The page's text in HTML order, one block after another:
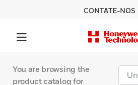
CONTATE-NOS
You are browsing the
product catalog for